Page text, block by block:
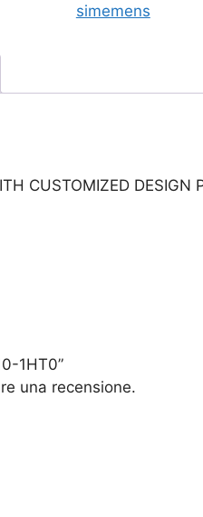
simemens
CUSTOMIZED DESIGN
1HT0”
una recensione.